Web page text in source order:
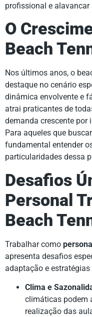
profissional e alavancar
O
Beach
Nos últimos anos, o
destaque no cenário
dinâmica envolvente e
atrai praticantes de
demanda crescente por
Para aqueles que
fundamental entender
particularidades dessa
Desafios
Personal
Beach
Trabalhar como
apresenta desafios
adaptação e estratégias
Clima e
climáticas podem
realização das